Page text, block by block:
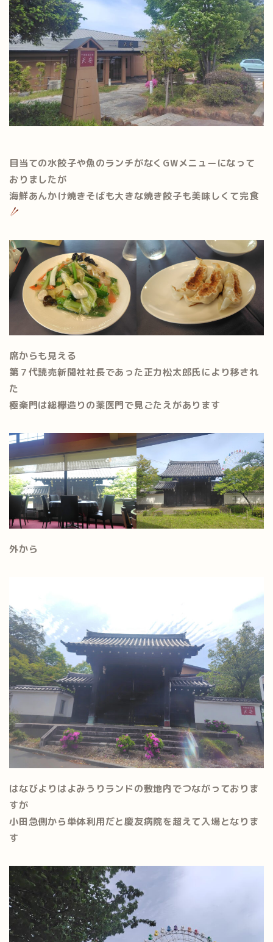
目当ての水餃子や魚のランチがなくGWメニューになって
おりましたが
海鮮あんかけ焼きそばも大きな焼き餃子も美味しくて完食
席からも見える
第７代読売新聞社社長であった正力松太郎氏により移され
た
極楽門は総欅造りの薬医門で見ごたえがあります
外から
はなびよりはよみうりランドの敷地内でつながっておりま
すが
小田急側から単体利用だと慶友病院を超えて入場となりま
す